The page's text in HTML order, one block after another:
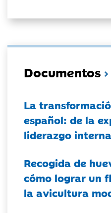
Documentos
La
español: de la
liderazgo
Recogida de
cómo lograr un
la avicultura